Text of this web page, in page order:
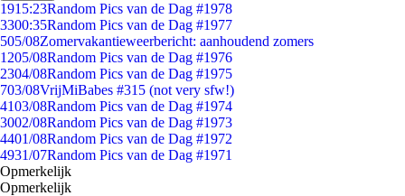
1915:23Random Pics van de Dag #1978
3300:35Random Pics van de Dag #1977
505/08Zomervakantieweerbericht: aanhoudend zomers
1205/08Random Pics van de Dag #1976
2304/08Random Pics van de Dag #1975
703/08VrijMiBabes #315 (not very sfw!)
4103/08Random Pics van de Dag #1974
3002/08Random Pics van de Dag #1973
4401/08Random Pics van de Dag #1972
4931/07Random Pics van de Dag #1971
Opmerkelijk
Opmerkelijk